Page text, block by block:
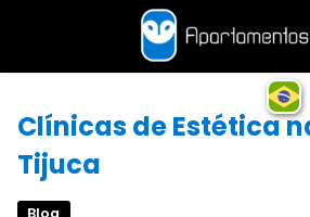
Clínicas de Estética
Tijuca